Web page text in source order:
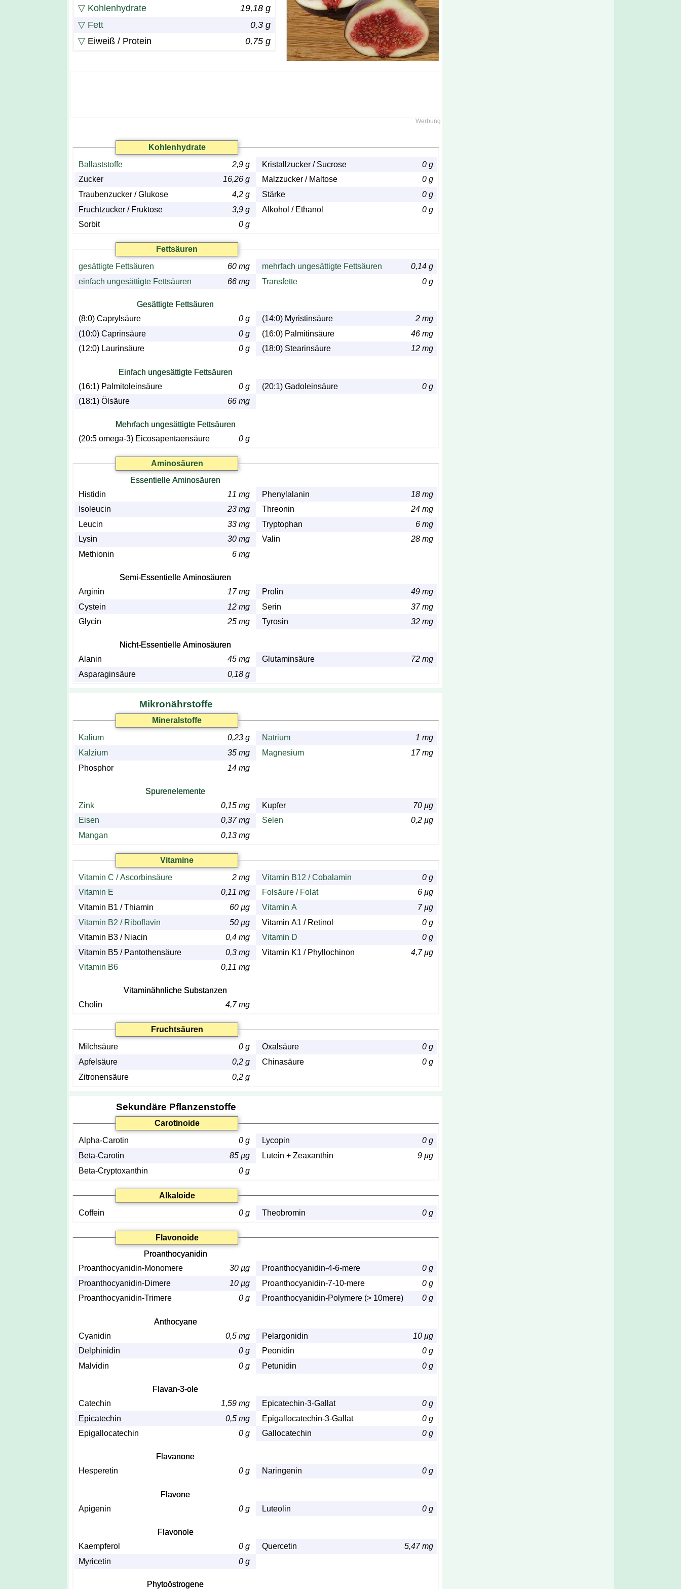
▽ Kohlenhydrate
19,18 g
▽ Fett
0,3 g
▽ Eiweiß / Protein 0,75 g
Kohlenhydrate
Ballaststoffe
2,9 g
Zucker
16,26 g
Traubenzucker / Glukose
4,2 g
Fruchtzucker / Fruktose
3,9 g
Sorbit
0 g
Kristallzucker / Sucrose
0 g
Malzzucker / Maltose
0 g
Stärke
0 g
Alkohol / Ethanol
0 g
Fettsäuren
gesättigte Fettsäuren
60 mg
einfach ungesättigte Fettsäuren
66 mg
mehrfach ungesättigte Fettsäuren
0,14 g
Transfette
0 g
Gesättigte Fettsäuren
(8:0) Caprylsäure
0 g
(10:0) Caprinsäure
0 g
(12:0) Laurinsäure
0 g
(14:0) Myristinsäure
2 mg
(16:0) Palmitinsäure
46 mg
(18:0) Stearinsäure
12 mg
Einfach ungesättigte Fettsäuren
(16:1) Palmitoleinsäure
0 g
(18:1) Ölsäure
66 mg
(20:1) Gadoleinsäure 0 g
Mehrfach ungesättigte Fettsäuren
(20:5 omega-3) Eicosapentaensäure
0 g
Aminosäuren
Essentielle Aminosäuren
Histidin
11 mg
Isoleucin
23 mg
Leucin
33 mg
Lysin
30 mg
Methionin
6 mg
Phenylalanin
18 mg
Threonin
24 mg
Tryptophan
6 mg
Valin
28 mg
Semi-Essentielle Aminosäuren
Arginin
17 mg
Cystein
12 mg
Glycin
25 mg
Prolin
49 mg
Serin
37 mg
Tyrosin
32 mg
Nicht-Essentielle Aminosäuren
Alanin
45 mg
Asparaginsäure
0,18 g
Glutaminsäure 72 mg
Mikronährstoffe
Mineralstoffe
Kalium
0,23 g
Kalzium
35 mg
Phosphor
14 mg
Natrium
1 mg
Magnesium
17 mg
Spurenelemente
Zink
0,15 mg
Eisen
0,37 mg
Mangan
0,13 mg
Kupfer
70 µg
Selen
0,2 µg
Vitamine
Vitamin C / Ascorbinsäure
2 mg
Vitamin E
0,11 mg
Vitamin B1 / Thiamin
60 µg
Vitamin B2 / Riboflavin
50 µg
Vitamin B3 / Niacin
0,4 mg
Vitamin B5 / Pantothensäure
0,3 mg
Vitamin B6
0,11 mg
Vitamin B12 / Cobalamin
0 g
Folsäure / Folat
6 µg
Vitamin A
7 µg
Vitamin A1 / Retinol
0 g
Vitamin D
0 g
Vitamin K1 / Phyllochinon
4,7 µg
Vitaminähnliche Substanzen
Cholin
4,7 mg
Fruchtsäuren
Milchsäure
0 g
Apfelsäure
0,2 g
Zitronensäure
0,2 g
Oxalsäure
0 g
Chinasäure
0 g
Sekundäre Pflanzenstoffe
Carotinoide
Alpha-Carotin
0 g
Beta-Carotin
85 µg
Beta-Cryptoxanthin
0 g
Lycopin
0 g
Lutein + Zeaxanthin
9 µg
Alkaloide
Coffein
0 g Theobromin 0 g
Flavonoide
Proanthocyanidin
Proanthocyanidin-Monomere
30 µg
Proanthocyanidin-Dimere
10 µg
Proanthocyanidin-Trimere
0 g
Proanthocyanidin-4-6-mere
0 g
Proanthocyanidin-7-10-mere
0 g
Proanthocyanidin-Polymere (> 10mere)
0 g
Anthocyane
Cyanidin
0,5 mg
Delphinidin
0 g
Malvidin
0 g
Pelargonidin
10 µg
Peonidin
0 g
Petunidin
0 g
Flavan-3-ole
Catechin
1,59 mg
Epicatechin
0,5 mg
Epigallocatechin
0 g
Epicatechin-3-Gallat
0 g
Epigallocatechin-3-Gallat
0 g
Gallocatechin
0 g
Flavanone
Hesperetin
0 g Naringenin 0 g
Flavone
Apigenin
0 g Luteolin 0 g
Flavonole
Kaempferol
0 g
Myricetin
0 g
Quercetin 5,47 mg
Phytoöstrogene